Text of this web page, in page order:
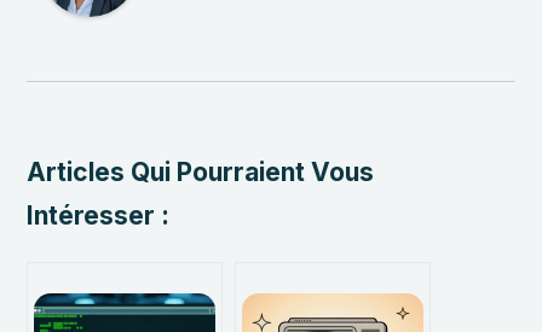
Articles Qui Pourraient Vous
Intéresser :